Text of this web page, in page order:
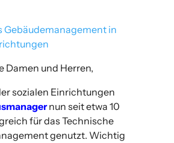
Gebäudemanagement in
Damen und Herren,
sozialen Einrichtungen
nun seit etwa 10
für das Technische
genutzt. Wichtig